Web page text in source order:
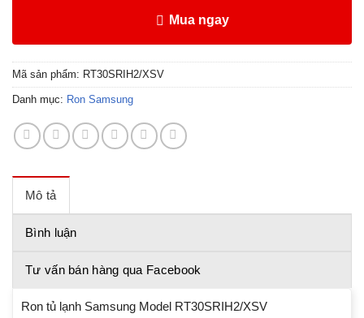
Mua ngay
Mã sản phẩm: RT30SRIH2/XSV
Danh mục: Ron Samsung
Mô tả
Bình luận
Tư vấn bán hàng qua Facebook
Ron tủ lạnh Samsung Model RT30SRIH2/XSV